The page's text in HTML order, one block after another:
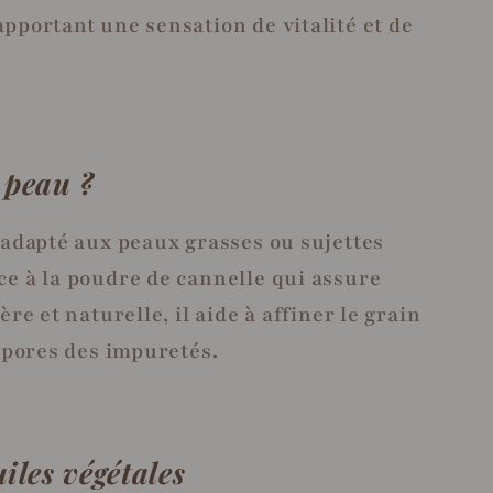
une sensation de vitalité et de
?
aux peaux grasses ou sujettes
à la poudre de cannelle qui assure
et naturelle, il aide à affiner le grain
des impuretés.
végétales